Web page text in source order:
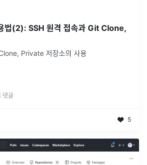
(2): SSH 원격 접속과 Git Clone,
Private 저장소의 사용
댓글
5